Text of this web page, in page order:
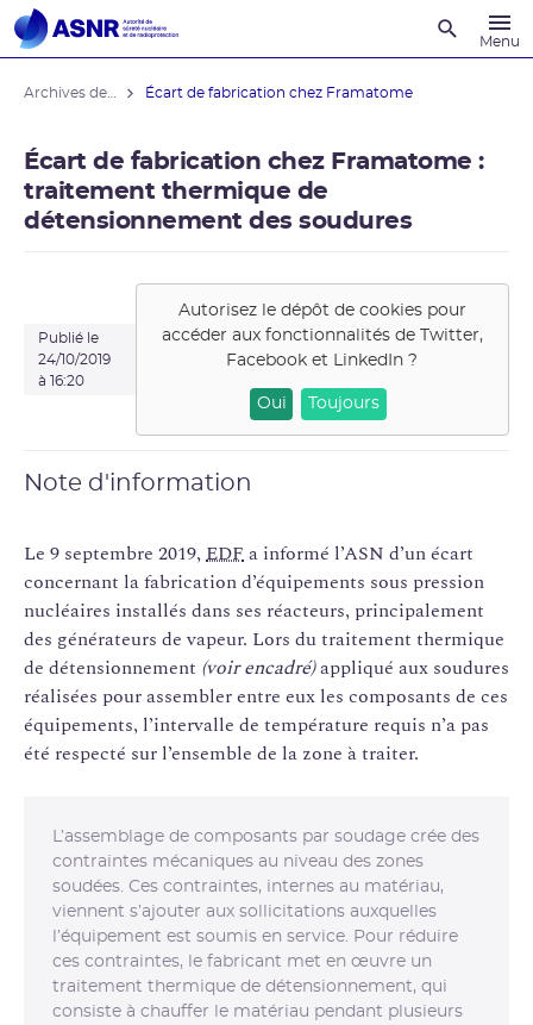
Menu
Écart de fabrication chez Framatome
Écart de fabrication chez Framatome :
traitement thermique de
détensionnement des soudures
Publié le
24/10/2019
à 16:20
Autorisez le dépôt de cookies pour
accéder aux fonctionnalités de Twitter,
Facebook et LinkedIn ?
Oui Toujours
Note d'information
Le 9 septembre 2019, EDFa informé l’ASN d’un écart
concernant la fabrication d’équipements sous pression
nucléaires installés dans ses réacteurs, principalement
des générateurs de vapeur. Lors du traitement thermique
de détensionnement (voir encadré)appliqué aux soudures
réalisées pour assembler entre eux les composants de ces
équipements, l’intervalle de température requis n’a pas
été respecté sur l’ensemble de la zone à traiter.
L’assemblage de composants par soudage crée des
contraintes mécaniques au niveau des zones
soudées. Ces contraintes, internes au matériau,
viennent s’ajouter aux sollicitations auxquelles
l’équipement est soumis en service. Pour réduire
ces contraintes, le fabricant met en œuvre un
traitement thermique de détensionnement, qui
consiste à chauffer le matériau pendant plusieurs